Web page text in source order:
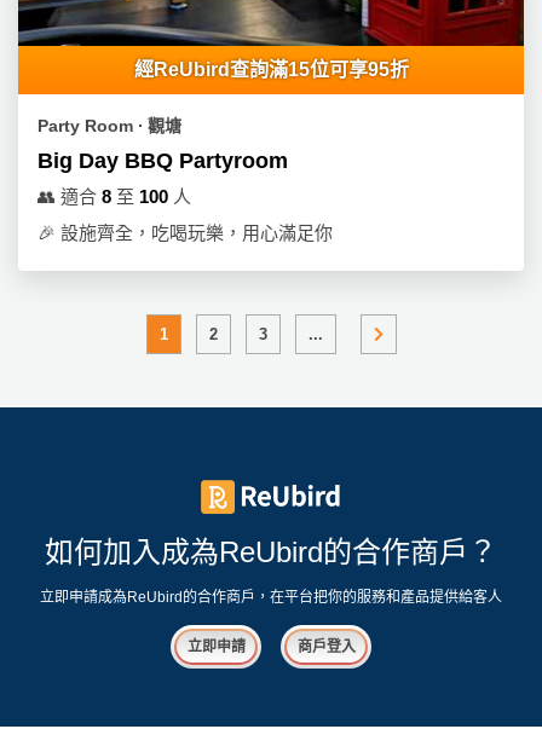
經ReUbird查詢滿15位可享95折
Party Room ∙ 觀塘
Big Day BBQ Partyroom
👥 適合 8 至 100 人
🎉 設施齊全，吃喝玩樂，用心滿足你
1 2 3 ...
如何加入成為ReUbird的合作商戶？
立即申請成為ReUbird的合作商戶，在平台把你的服務和產品提供給客人
立即申請 商戶登入